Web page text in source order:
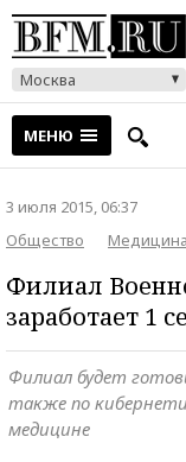
Москва
МЕНЮ
3 июля 2015, 06:37
Общество
Медицина
Филиал
заработает 1
Филиал будет
также по
медицине